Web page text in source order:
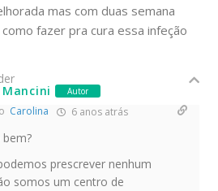
mas com duas semana
fazer pra cura essa infeção
Autor
Carolina 6 anos atrás
prescrever nenhum
somos um centro de